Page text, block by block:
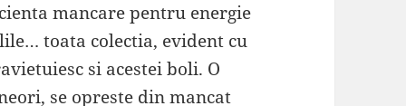
mancare pentru energie
toata colectia, evident cu
si acestei boli. O
se opreste din mancat